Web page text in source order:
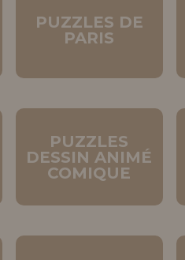
PUZZLES DE
PARIS
PUZZLES
DESSIN ANIMÉ
COMIQUE